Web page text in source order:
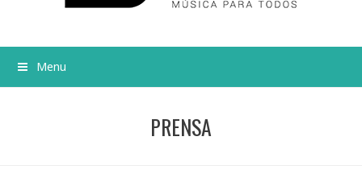
Menu
PRENSA